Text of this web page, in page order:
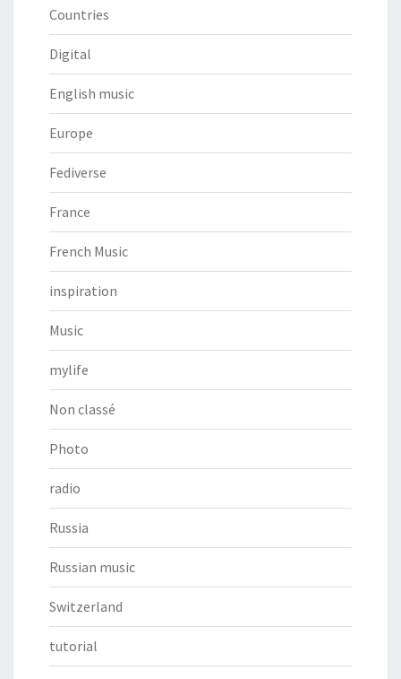
Countries
Digital
English music
Europe
Fediverse
France
French Music
inspiration
Music
mylife
Non classé
Photo
radio
Russia
Russian music
Switzerland
tutorial